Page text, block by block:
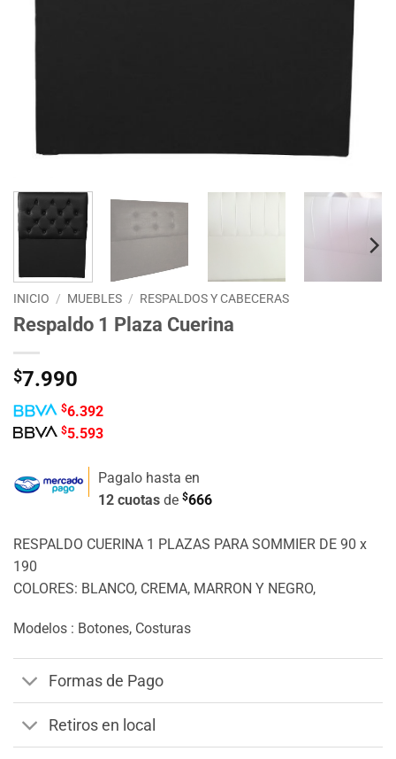
INICIO / MUEBLES / RESPALDOS Y CABECERAS
Respaldo 1 Plaza Cuerina
$7.990
$6.392
$5.593
Pagalo hasta en
12 cuotas de $666
RESPALDO CUERINA 1 PLAZAS PARA SOMMIER DE 90 x
190
COLORES: BLANCO, CREMA, MARRON Y NEGRO,
Modelos : Botones, Costuras
Formas de Pago
Retiros en local